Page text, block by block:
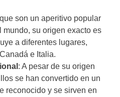
son un aperitivo popular
mundo, su origen exacto es
a diferentes lugares,
e Italia.
: A pesar de su origen
se han convertido en un
reconocido y se sirven en